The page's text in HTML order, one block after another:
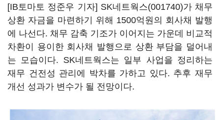
[IB토마토 정준우 기자] SK네트웍스(001740)가 채무
상환 자금을 마련하기 위해 1500억원의 회사채 발행
에 나선다. 채무 감축 기조가 이어지는 가운데 비교적
차환이 용이한 회사채 발행으로 상환 부담을 덜어내
는 모습이다. SK네트웍스는 일부 사업을 정리하는
재무 건전성 관리에 박차를 가하고 있다. 추후 재무
개선 성과가 변수가 될 전망이다.